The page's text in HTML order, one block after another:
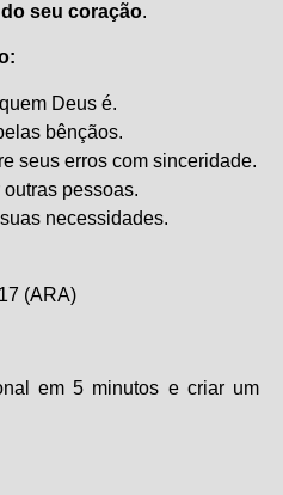
seu coração.
Deus é.
bênçãos.
seus erros com sinceridade.
outras pessoas.
necessidades.
(ARA)